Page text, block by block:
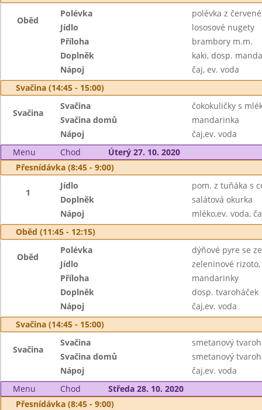
Oběd
Polévka
polévka z
Jídlo
lososové nugety
Příloha
brambory m.m.
Doplněk
kaki, dosp.
Nápoj
čaj, ev. voda
Svačina (14:45 - 15:00)
Svačina
Svačina
čokokuličky s
Svačina domů
mandarinka
Nápoj
čaj,ev. voda
Menu
Chod
Úterý 27. 10. 2020
Přesnídávka (8:45 - 9:00)
1
Jídlo
pom. z tuňáka s
Doplněk
salátová okurka
Nápoj
mléko,ev. voda,
Oběd (11:45 - 12:15)
Oběd
Polévka
dýňové pyre se
Jídlo
zeleninové
Příloha
mandarinky
Doplněk
dosp. tvaroháček
Nápoj
čaj,ev. voda
Svačina (14:45 - 15:00)
Svačina
Svačina
smetanový
Svačina domů
smetanový
Nápoj
čaj,ev. voda
Menu
Chod
Středa 28. 10. 2020
Přesnídávka (8:45 - 9:00)